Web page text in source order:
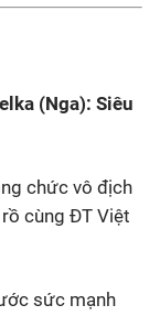
(Nga): Siêu
chức vô địch
cùng ĐT Việt
sức mạnh